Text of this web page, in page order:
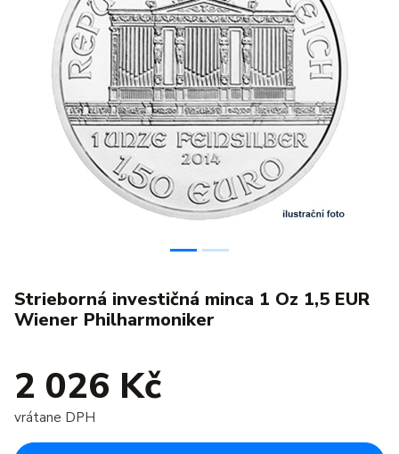
Previous
Strieborná investičná minca 1 Oz 1,5 EUR
Wiener Philharmoniker
2 026 Kč
vrátane DPH